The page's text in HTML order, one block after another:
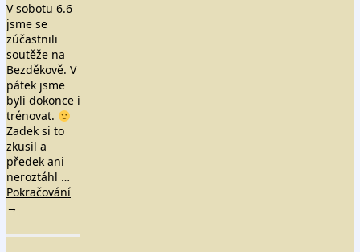
V sobotu 6.6
jsme se
zúčastnili
soutěže na
Bezděkově. V
pátek jsme
byli dokonce i
trénovat.
Zadek si to
zkusil a
předek ani
neroztáhl …
Pokračování
→